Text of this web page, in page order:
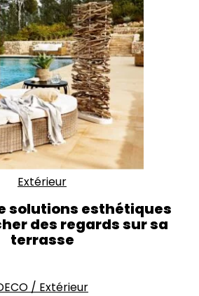
Extérieur
solutions esthétiques
des regards sur sa
terrasse
/ Extérieur